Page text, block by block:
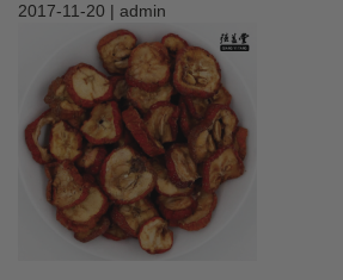
2017-11-20 | admin